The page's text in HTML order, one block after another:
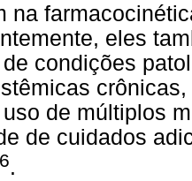
na
eles
condições
de múltiplos
de cuidados
6.